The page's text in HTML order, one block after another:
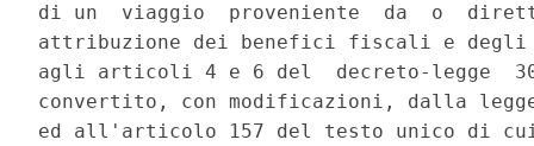
di un  viaggio  proveniente  da  o
attribuzione dei benefici fiscali e
agli articoli 4 e 6 del  decreto-legge
convertito, con modificazioni, dalla
ed all'articolo 157 del testo unico di